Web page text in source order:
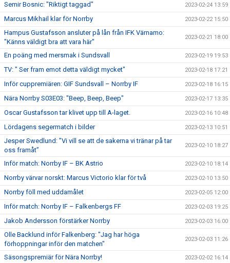
Semir Bosnic: "Riktigt taggad" 2023-02-24 13:59
Marcus Mikhail klar för Norrby 2023-02-22 15:50
Hampus Gustafsson ansluter på lån från IFK Värnamo:
"Känns väldigt bra att vara här"
2023-02-21 18:00
En poäng med mersmak i Sundsvall 2023-02-19 19:53
TV: " Ser fram emot detta väldigt mycket" 2023-02-18 17:21
Inför cuppremiären: GIF Sundsvall – Norrby IF 2023-02-18 16:15
Nära Norrby S03E03: "Beep, Beep, Beep" 2023-02-17 13:35
Oscar Gustafsson tar klivet upp till A-laget. 2023-02-16 10:48
Lördagens segermatch i bilder 2023-02-13 10:51
Jesper Swedlund: ”Vi vill se att de sakerna vi tränar på tar
oss framåt”
2023-02-10 18:27
Inför match: Norrby IF – BK Astrio 2023-02-10 18:14
Norrby värvar norskt: Marcus Victorio klar för två 2023-02-10 13:50
Norrby föll med uddamålet 2023-02-05 12:00
Inför match: Norrby IF – Falkenbergs FF 2023-02-03 19:25
Jakob Andersson förstärker Norrby 2023-02-03 16:00
Olle Backlund inför Falkenberg: "Jag har höga
förhoppningar inför den matchen"
2023-02-03 11:26
Säsongspremiär för Nära Norrby! 2023-02-02 16:14